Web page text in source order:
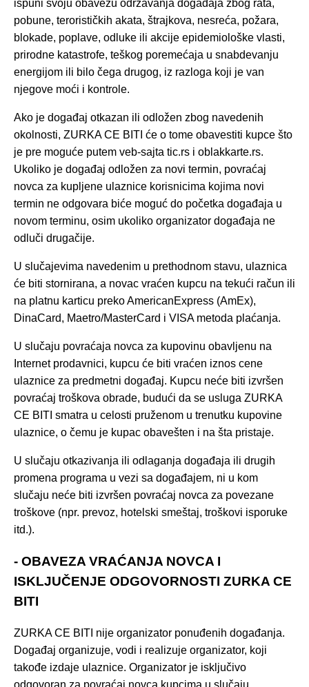
ispuni svoju obavezu održavanja događaja zbog rata,
pobune, terorističkih akata, štrajkova, nesreća, požara,
blokade, poplave, odluke ili akcije epidemiološke vlasti,
prirodne katastrofe, teškog poremećaja u snabdevanju
energijom ili bilo čega drugog, iz razloga koji je van
njegove moći i kontrole.
Ako je događaj otkazan ili odložen zbog navedenih
okolnosti, ZURKA CE BITI će o tome obavestiti kupce što
je pre moguće putem veb-sajta tic.rs i oblakkarte.rs.
Ukoliko je događaj odložen za novi termin, povraćaj
novca za kupljene ulaznice korisnicima kojima novi
termin ne odgovara biće moguć do početka događaja u
novom terminu, osim ukoliko organizator događaja ne
odluči drugačije.
U slučajevima navedenim u prethodnom stavu, ulaznica
će biti stornirana, a novac vraćen kupcu na tekući račun ili
na platnu karticu preko AmericanExpress (AmEx),
DinaCard, Maetro/MasterCard i VISA metoda plaćanja.
U slučaju povraćaja novca za kupovinu obavljenu na
Internet prodavnici, kupcu će biti vraćen iznos cene
ulaznice za predmetni događaj. Kupcu neće biti izvršen
povraćaj troškova obrade, budući da se usluga ZURKA
CE BITI smatra u celosti pruženom u trenutku kupovine
ulaznice, o čemu je kupac obavešten i na šta pristaje.
U slučaju otkazivanja ili odlaganja događaja ili drugih
promena programa u vezi sa događajem, ni u kom
slučaju neće biti izvršen povraćaj novca za povezane
troškove (npr. prevoz, hotelski smeštaj, troškovi isporuke
itd.).
- OBAVEZA VRAĆANJA NOVCA I
ISKLJUČENJE ODGOVORNOSTI ZURKA CE
BITI
ZURKA CE BITI nije organizator ponuđenih događanja.
Događaj organizuje, vodi i realizuje organizator, koji
takođe izdaje ulaznice. Organizator je isključivo
odgovoran za povraćaj novca kupcima u slučaju